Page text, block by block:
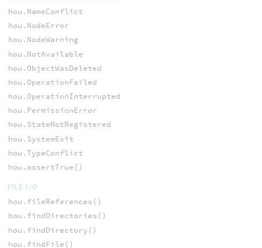
hou.NameConflict
hou.NodeError
hou.NodeWarning
hou.NotAvailable
hou.ObjectWasDeleted
hou.OperationFailed
hou.OperationInterrupted
hou.PermissionError
hou.StateNotRegistered
hou.SystemExit
hou.TypeConflict
hou.assertTrue()
FILE I/O
hou.fileReferences()
hou.findDirectories()
hou.findDirectory()
hou.findFile()